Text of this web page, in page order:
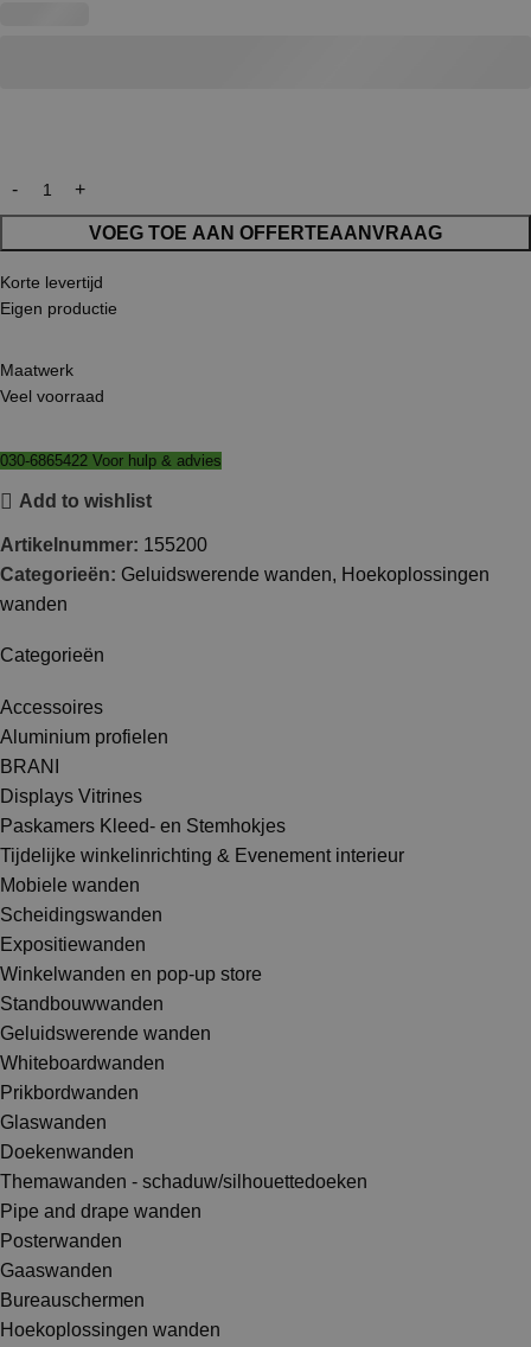
Categorieën
Accessoires
Aluminium profielen
BRANI
Displays Vitrines
Paskamers Kleed- en Stemhokjes
Tijdelijke winkelinrichting & Evenement interieur
Mobiele wanden
Scheidingswanden
Expositiewanden
Winkelwanden en pop-up store
Standbouwwanden
Geluidswerende wanden
Whiteboardwanden
Prikbordwanden
Glaswanden
Doekenwanden
Themawanden - schaduw/silhouettedoeken
Pipe and drape wanden
Posterwanden
Gaaswanden
Bureauschermen
Hoekoplossingen wanden
VOEG TOE AAN OFFERTEAANVRAAG
Korte levertijd
Eigen productie
Maatwerk
Veel voorraad
030-6865422 Voor hulp & advies
Add to wishlist
Artikelnummer: 155200
Categorieën: Geluidswerende wanden, Hoekoplossingen
wanden